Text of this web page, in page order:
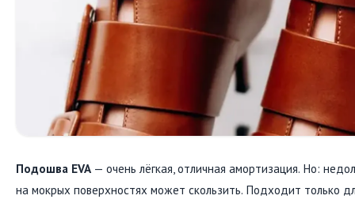
Подошва EVA — очень лёгкая, отличная амортизация. Но:
на мокрых поверхностях может скользить. Подходит только